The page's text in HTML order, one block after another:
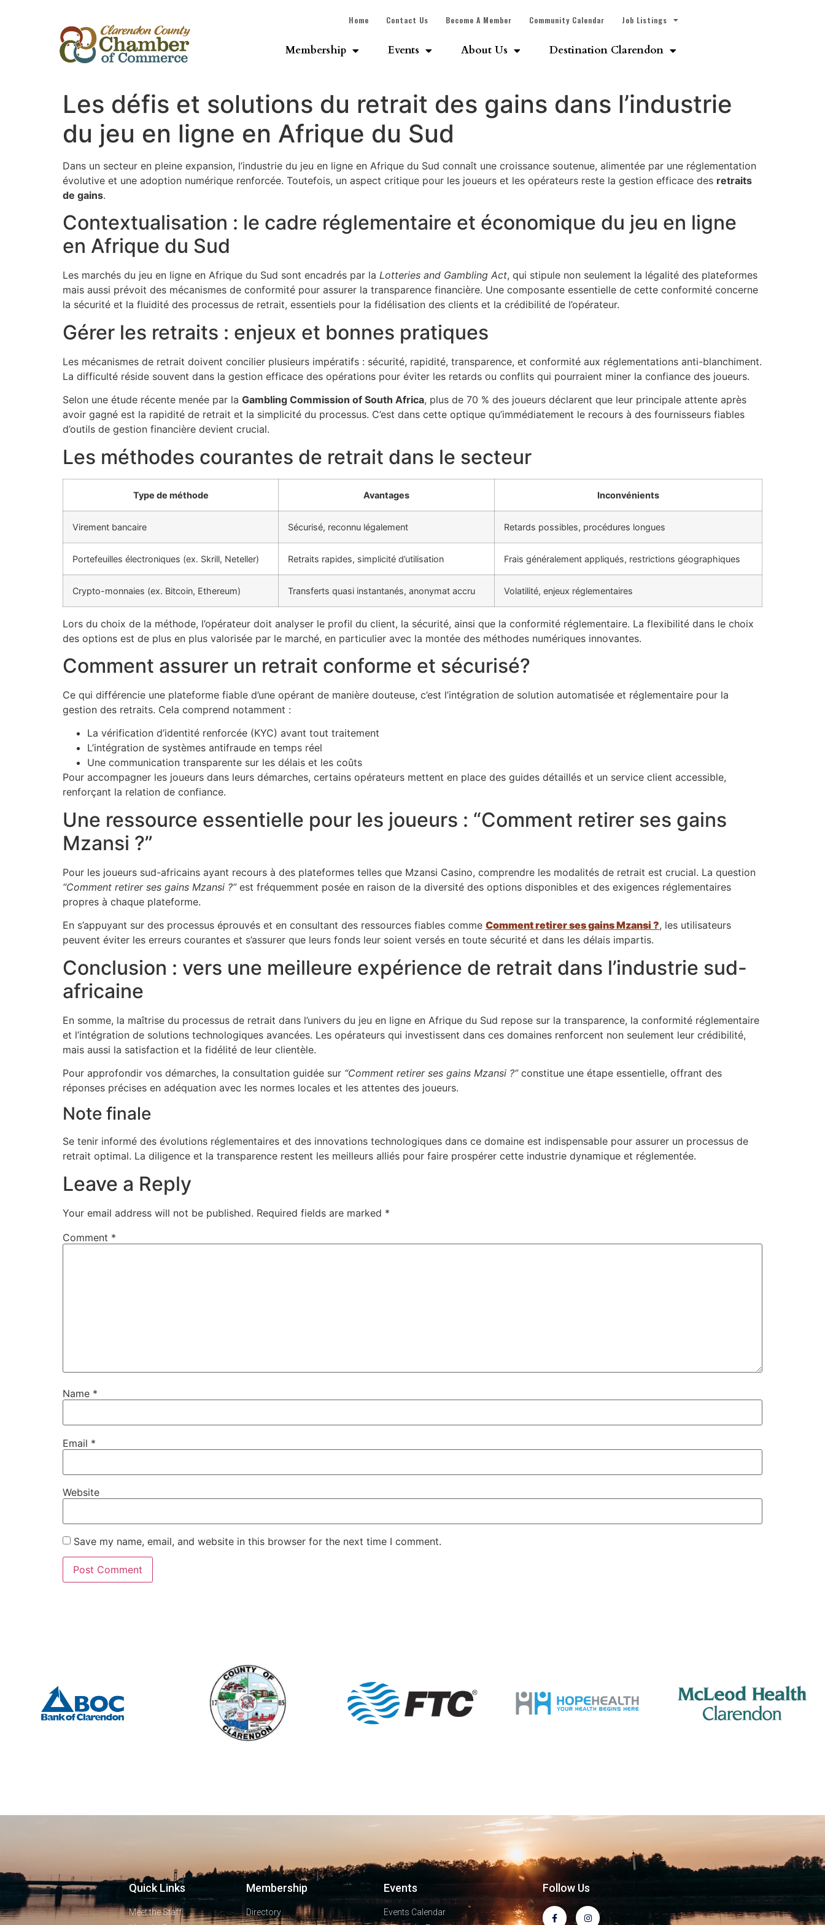
Home Contact Us Become A Member Community Calendar Job Listings
Membership Events About Us Destination Clarendon
Les défis et solutions du retrait des gains dans l’industrie
du jeu en ligne en Afrique du Sud
Dans un secteur en pleine expansion, l’industrie du jeu en ligne en Afrique du Sud connaît une croissance soutenue, alimentée par une réglementation
évolutive et une adoption numérique renforcée. Toutefois, un aspect critique pour les joueurs et les opérateurs reste la gestion efficace des retraits
de gains.
Contextualisation : le cadre réglementaire et économique du jeu en ligne
en Afrique du Sud
Les marchés du jeu en ligne en Afrique du Sud sont encadrés par la Lotteries and Gambling Act, qui stipule non seulement la légalité des plateformes
mais aussi prévoit des mécanismes de conformité pour assurer la transparence financière. Une composante essentielle de cette conformité concerne
la sécurité et la fluidité des processus de retrait, essentiels pour la fidélisation des clients et la crédibilité de l’opérateur.
Gérer les retraits : enjeux et bonnes pratiques
Les mécanismes de retrait doivent concilier plusieurs impératifs : sécurité, rapidité, transparence, et conformité aux réglementations anti-blanchiment.
La difficulté réside souvent dans la gestion efficace des opérations pour éviter les retards ou conflits qui pourraient miner la confiance des joueurs.
Selon une étude récente menée par la Gambling Commission of South Africa, plus de 70 % des joueurs déclarent que leur principale attente après
avoir gagné est la rapidité de retrait et la simplicité du processus. C’est dans cette optique qu’immédiatement le recours à des fournisseurs fiables
d’outils de gestion financière devient crucial.
Les méthodes courantes de retrait dans le secteur
Type de méthode Avantages Inconvénients
Virement bancaire Sécurisé, reconnu légalement Retards possibles, procédures longues
Portefeuilles électroniques (ex. Skrill, Neteller) Retraits rapides, simplicité d’utilisation Frais généralement appliqués, restrictions géographiques
Crypto-monnaies (ex. Bitcoin, Ethereum) Transferts quasi instantanés, anonymat accru Volatilité, enjeux réglementaires
Lors du choix de la méthode, l’opérateur doit analyser le profil du client, la sécurité, ainsi que la conformité réglementaire. La flexibilité dans le choix
des options est de plus en plus valorisée par le marché, en particulier avec la montée des méthodes numériques innovantes.
Comment assurer un retrait conforme et sécurisé?
Ce qui différencie une plateforme fiable d’une opérant de manière douteuse, c’est l’intégration de solution automatisée et réglementaire pour la
gestion des retraits. Cela comprend notamment :
La vérification d’identité renforcée (KYC) avant tout traitement
L’intégration de systèmes antifraude en temps réel
Une communication transparente sur les délais et les coûts
Pour accompagner les joueurs dans leurs démarches, certains opérateurs mettent en place des guides détaillés et un service client accessible,
renforçant la relation de confiance.
Une ressource essentielle pour les joueurs : “Comment retirer ses gains
Mzansi ?”
Pour les joueurs sud-africains ayant recours à des plateformes telles que Mzansi Casino, comprendre les modalités de retrait est crucial. La question
“Comment retirer ses gains Mzansi ?”est fréquemment posée en raison de la diversité des options disponibles et des exigences réglementaires
propres à chaque plateforme.
En s’appuyant sur des processus éprouvés et en consultant des ressources fiables comme Comment retirer ses gains Mzansi ?, les utilisateurs
peuvent éviter les erreurs courantes et s’assurer que leurs fonds leur soient versés en toute sécurité et dans les délais impartis.
Conclusion : vers une meilleure expérience de retrait dans l’industrie sud-
africaine
En somme, la maîtrise du processus de retrait dans l’univers du jeu en ligne en Afrique du Sud repose sur la transparence, la conformité réglementaire
et l’intégration de solutions technologiques avancées. Les opérateurs qui investissent dans ces domaines renforcent non seulement leur crédibilité,
mais aussi la satisfaction et la fidélité de leur clientèle.
Pour approfondir vos démarches, la consultation guidée sur “Comment retirer ses gains Mzansi ?”constitue une étape essentielle, offrant des
réponses précises en adéquation avec les normes locales et les attentes des joueurs.
Note finale
Se tenir informé des évolutions réglementaires et des innovations technologiques dans ce domaine est indispensable pour assurer un processus de
retrait optimal. La diligence et la transparence restent les meilleurs alliés pour faire prospérer cette industrie dynamique et réglementée.
Leave a Reply
Your email address will not be published. Required fields are marked *
Comment *
Name *
Email *
Website
Save my name, email, and website in this browser for the next time I comment.
Quick Links
Meet the Staff
Membership
Directory
Events
Events Calendar
Follow Us